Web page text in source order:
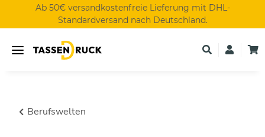
Ab 50€ versandkostenfreie Lieferung mit DHL-
Standardversand nach Deutschland.
Berufswelten